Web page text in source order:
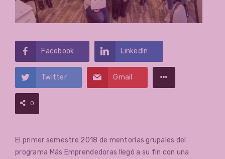
Facebook LinkedIn
Twitter Gmail
0
El primer semestre 2018 de mentorías grupales del
programa Más Emprendedoras llegó a su fin con una